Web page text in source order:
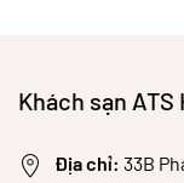
Khách sạn ATS
Địa chỉ: 33B